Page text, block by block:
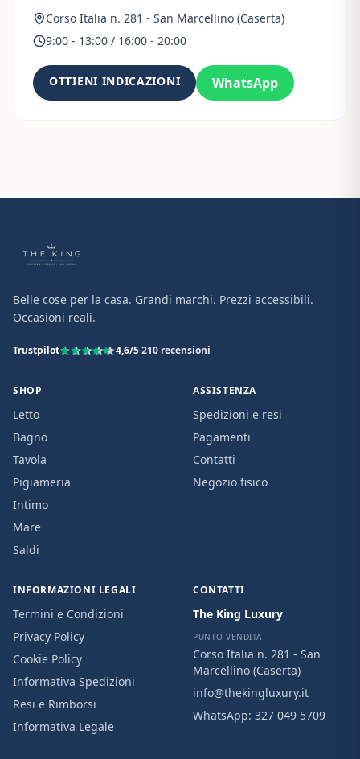
Corso Italia n. 281 - San Marcellino (Caserta)
9:00 - 13:00 / 16:00 - 20:00
OTTIENI INDICAZIONI WhatsApp
Belle cose per la casa. Grandi marchi. Prezzi accessibili.
Occasioni reali.
Trustpilot 4,6/5·210 recensioni
SHOP
Letto
Bagno
Tavola
Pigiameria
Intimo
Mare
Saldi
ASSISTENZA
Spedizioni e resi
Pagamenti
Contatti
Negozio fisico
INFORMAZIONI LEGALI
Termini e Condizioni
Privacy Policy
Cookie Policy
Informativa Spedizioni
Resi e Rimborsi
Informativa Legale
CONTATTI
The King Luxury
PUNTO VENDITA
Corso Italia n. 281 - San
Marcellino (Caserta)
info@thekingluxury.it
WhatsApp: 327 049 5709